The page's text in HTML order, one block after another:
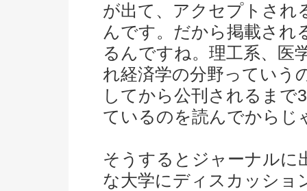
が出て、アクセプトされ
んです。だから掲載され
るんですね。理工系、医
れ経済学の分野っていう
してから公刊されるまで
ているのを読んでからじ
そうするとジャーナルに
な大学にディスカッショ